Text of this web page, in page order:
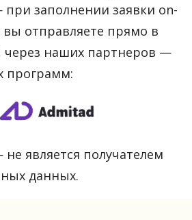
заполнении заявки on-
отправляете прямо в
через наших партнеров —
программ:
не является получателем
данных.